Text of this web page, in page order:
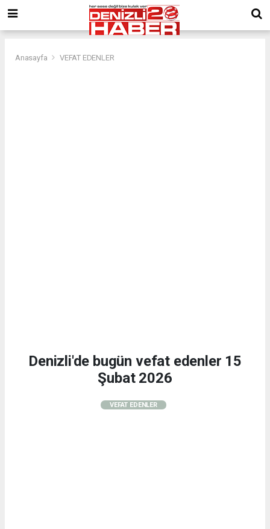
Anasayfa VEFAT EDENLER
Denizli'de bugün vefat edenler 15
Şubat 2026
VEFAT EDENLER